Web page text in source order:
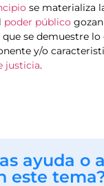
se materializa
poder público
se demuestre lo
y/o
justicia.
ayuda o
este